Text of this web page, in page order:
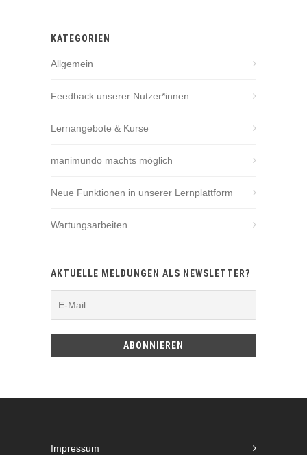
KATEGORIEN
Allgemein
Feedback unserer Nutzer*innen
Lernangebote & Kurse
manimundo machts möglich
Neue Funktionen in unserer Lernplattform
Wartungsarbeiten
AKTUELLE MELDUNGEN ALS NEWSLETTER?
Impressum